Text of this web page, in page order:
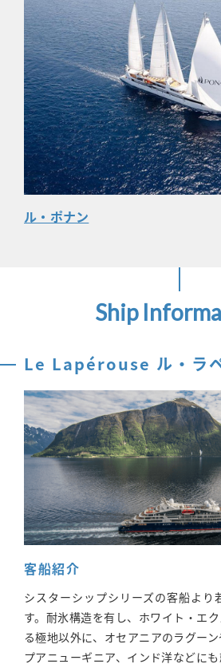
ル・ポナン
Ship
Le Lapérouse ル・ラ
客船紹介
シスターシップシリーズの客船より
す。耐氷構造を有し、ホワイト・エ
る極地以外に、オセアニアのラグー
プアニューギニア、インド洋などに